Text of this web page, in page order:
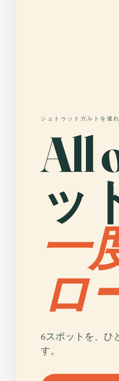
シュトゥットガルトを連
All
ッ
一
ロ
6スポットを、ひ
す。